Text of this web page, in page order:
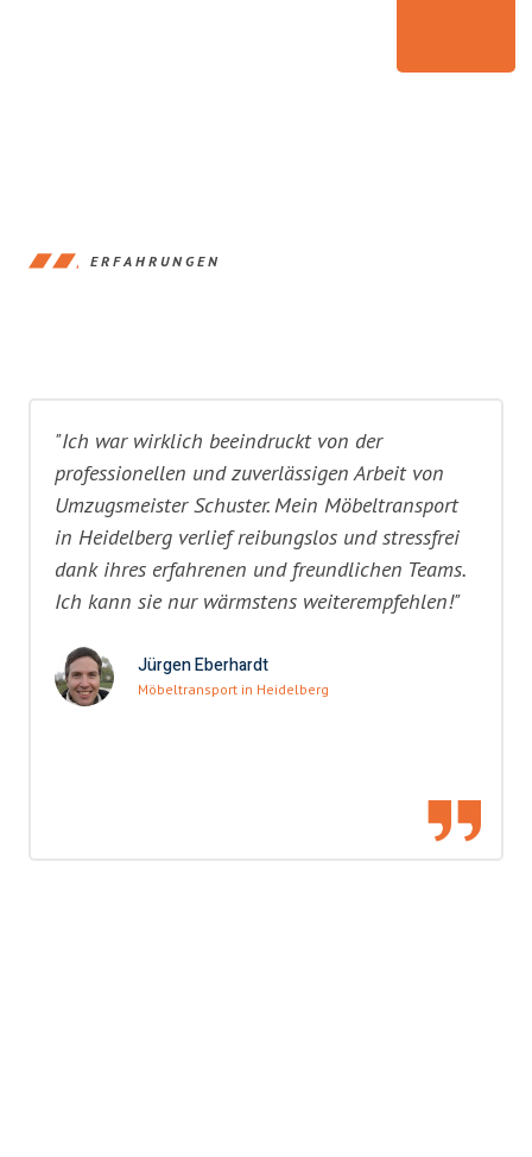
ERFAHRUNGEN
"Ich war wirklich beeindruckt von der
professionellen und zuverlässigen Arbeit von
Umzugsmeister Schuster. Mein Möbeltransport
in Heidelberg verlief reibungslos und stressfrei
dank ihres erfahrenen und freundlichen Teams.
Ich kann sie nur wärmstens weiterempfehlen!"
Jürgen Eberhardt
Möbeltransport in Heidelberg